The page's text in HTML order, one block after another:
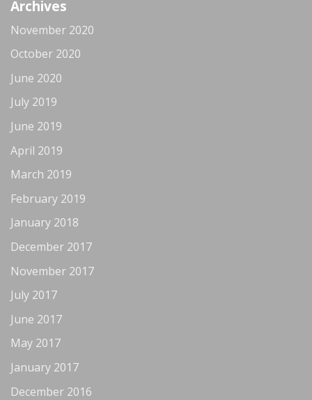
Archives
November 2020
October 2020
June 2020
July 2019
June 2019
April 2019
March 2019
February 2019
January 2018
December 2017
November 2017
July 2017
June 2017
May 2017
January 2017
December 2016